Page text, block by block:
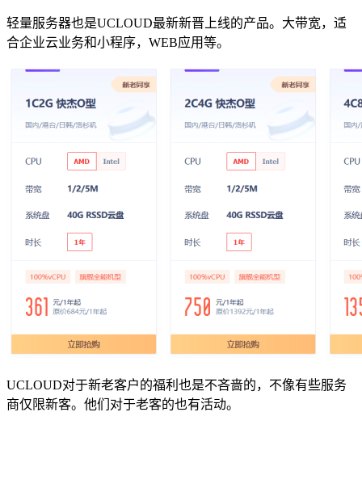
轻量服务器也是UCLOUD最新新晋上线的产品。大带宽，适
合企业云业务和小程序，WEB应用等。
UCLOUD对于新老客户的福利也是不吝啬的，不像有些服务
商仅限新客。他们对于老客的也有活动。